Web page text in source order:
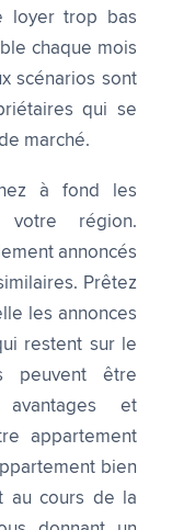
loyer trop bas
chaque mois
scénarios sont
qui se
marché.
à fond les
votre région.
annoncés
Prêtez
les annonces
restent sur le
peuvent être
avantages et
appartement
bien
au cours de la